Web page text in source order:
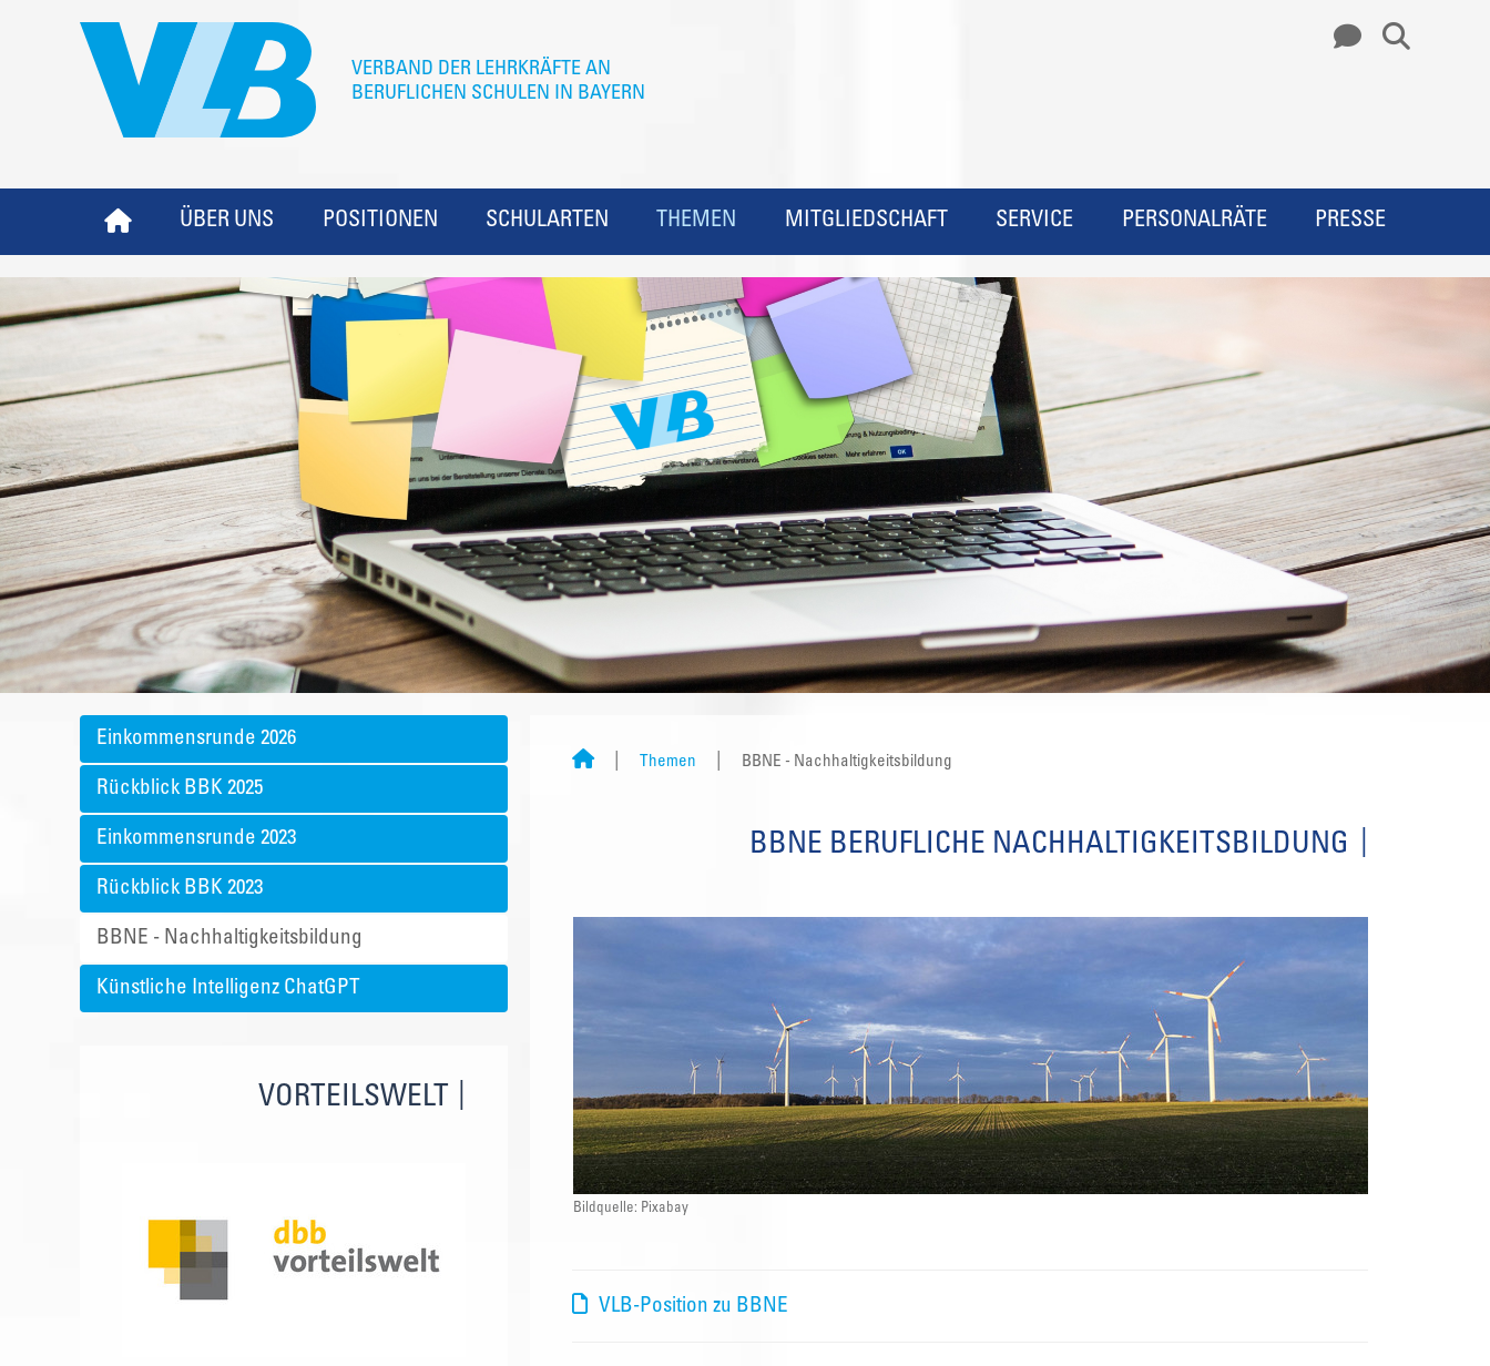
ÜBER UNS POSITIONEN SCHULARTEN THEMEN MITGLIEDSCHAFT SERVICE PERSONALRÄTE PRESSE
Einkommensrunde 2026
Rückblick BBK 2025
Einkommensrunde 2023
Rückblick BBK 2023
BBNE - Nachhaltigkeitsbildung
Künstliche Intelligenz ChatGPT
VORTEILSWELT
Themen BBNE - Nachhaltigkeitsbildung
BBNE BERUFLICHE NACHHALTIGKEITSBILDUNG
Bildquelle: Pixabay
VLB-Position zu BBNE